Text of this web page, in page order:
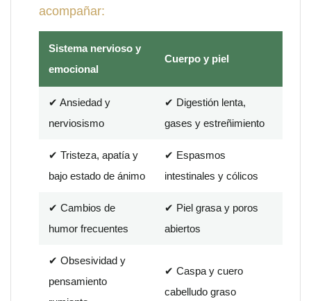
acompañar:
Sistema nervioso y
emocional
Cuerpo y piel
✔ Ansiedad y
nerviosismo
✔ Digestión lenta,
gases y estreñimiento
✔ Tristeza, apatía y
bajo estado de ánimo
✔ Espasmos
intestinales y cólicos
✔ Cambios de
humor frecuentes
✔ Piel grasa y poros
abiertos
✔ Obsesividad y
pensamiento
✔ Caspa y cuero
cabelludo graso